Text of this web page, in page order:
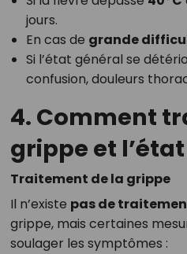
jours.
En cas de grande
Si l’état général se
confusion, douleurs
4. Comment
grippe et
Traitement de la grippe
Il n’existe pas de
grippe, mais certaines
soulager les symptômes :